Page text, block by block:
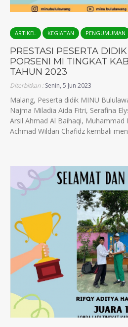
ARTIKEL KEGIATAN PENGUMUMAN
PRESTASI PESERTA
PORSENI MI TINGKAT
TAHUN 2023
Diterbitkan :Senin, 5 Jun 2023
Malang, Peserta didik MINU
Najma Miladia Aida Fitri, Serafina
Arsil Ahmad Al Baihaqi, Muhammad
Achmad Wildan Chafidz kembali